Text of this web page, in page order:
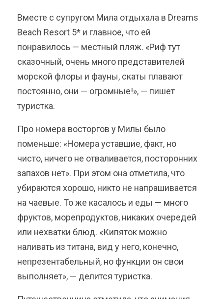
Вместе с супругом Мила отдыхала в Dreams
Beach Resort 5* и главное, что ей
понравилось — местный пляж. «Риф тут
сказочный, очень много представителей
морской флоры и фауны, скаты плавают
постоянно, они — огромные!», — пишет
туристка.
Про номера восторгов у Милы было
поменьше: «Номера уставшие, факт, но
чисто, ничего не отваливается, посторонних
запахов нет». При этом она отметила, что
убираются хорошо, никто не напрашивается
на чаевые. То же касалось и еды — много
фруктов, морепродуктов, никаких очередей
или нехватки блюд. «Кипяток можно
наливать из титана, вид у него, конечно,
непрезентабельный, но функции он свои
выполняет», — делится туристка.